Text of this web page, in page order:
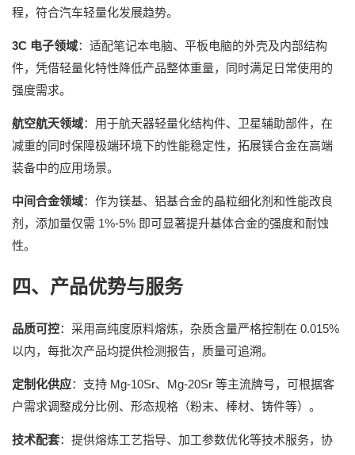
程，符合汽车轻量化发展趋势。
3C 电子领域：适配笔记本电脑、平板电脑的外壳及内部结构
件，凭借轻量化特性降低产品整体重量，同时满足日常使用的
强度需求。
航空航天领域：用于航天器轻量化结构件、卫星辅助部件，在
减重的同时保障极端环境下的性能稳定性，拓展镁合金在高端
装备中的应用场景。
中间合金领域：作为镁基、铝基合金的晶粒细化剂和性能改良
剂，添加量仅需 1%-5% 即可显著提升基体合金的强度和耐蚀
性。
四、产品优势与服务
品质可控：采用高纯度原料熔炼，杂质含量严格控制在 0.015%
以内，每批次产品均提供检测报告，质量可追溯。
定制化供应：支持 Mg-10Sr、 Mg-20Sr 等主流牌号，可根据客
户需求调整成分比例、形态规格（粉末、棒材、铸件等）。
技术配套：提供熔炼工艺指导、加工参数优化等技术服务，协